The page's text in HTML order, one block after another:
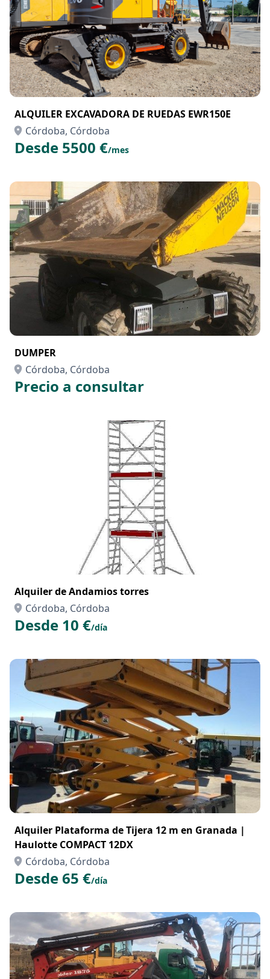
ALQUILER EXCAVADORA DE RUEDAS EWR150E
Córdoba, Córdoba
Desde 5500 €/mes
DUMPER
Córdoba, Córdoba
Precio a consultar
Alquiler de Andamios torres
Córdoba, Córdoba
Desde 10 €/día
Alquiler Plataforma de Tijera 12 m en Granada |
Haulotte COMPACT 12DX
Córdoba, Córdoba
Desde 65 €/día